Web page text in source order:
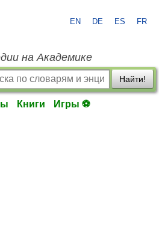
EN DE ES FR
на Академике
Найти!
Книги Игры ⚽